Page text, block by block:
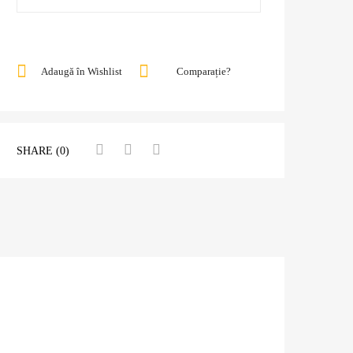
Comparație?
Adaugă în Wishlist
SHARE (0)